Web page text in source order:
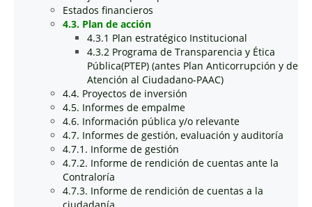
Estados financieros
4.3. Plan de acción
4.3.1 Plan estratégico Institucional
4.3.2 Programa de Transparencia y Ética
Pública(PTEP) (antes Plan Anticorrupción y de
Atención al Ciudadano-PAAC)
4.4. Proyectos de inversión
4.5. Informes de empalme
4.6. Información pública y/o relevante
4.7. Informes de gestión, evaluación y auditoría
4.7.1. Informe de gestión
4.7.2. Informe de rendición de cuentas ante la
Contraloría
4.7.3. Informe de rendición de cuentas a la